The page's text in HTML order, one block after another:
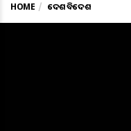
HOME ଦେଶ ବିଦେଶ